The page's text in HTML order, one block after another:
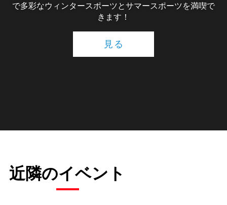
で多彩なウィンタースポーツとサマースポーツを満喫で
きます！
見る
近隣のイベント